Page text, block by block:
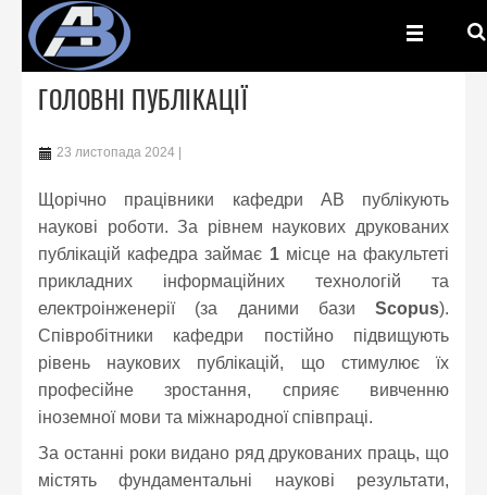
ГОЛОВНІ ПУБЛІКАЦІЇ
23 листопада 2024
Щорічно працівники кафедри АВ публікують
наукові роботи. За рівнем наукових друкованих
публікацій кафедра займає 1місце на факультеті
прикладних інформаційних технологій та
електроінженерії (за даними бази Scopus).
Співробітники кафедри постійно підвищують
рівень наукових публікацій, що стимулює їх
професійне зростання, сприяє вивченню
іноземної мови та міжнародної співпраці.
За останні роки видано ряд друкованих праць, що
містять фундаментальні наукові результати,